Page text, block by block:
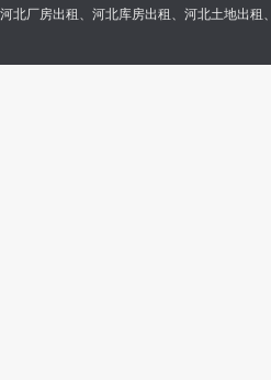
河北厂房出租、河北库房出租、河北土地出租